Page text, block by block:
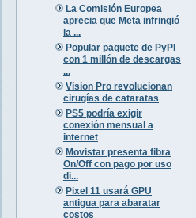
La Comisión Europea
aprecia que Meta infringió
la ...
Popular paquete de PyPI
con 1 millón de descargas
...
Vision Pro revolucionan
cirugías de cataratas
PS5 podría exigir
conexión mensual a
internet
Movistar presenta fibra
On/Off con pago por uso
di...
Pixel 11 usará GPU
antigua para abaratar
costos